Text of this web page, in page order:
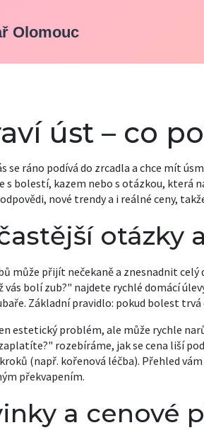
úst – co
se ráno podívá do zrcadla a chce mít
s bolestí, kazem nebo s otázkou, která
nové trendy a i reálné ceny,
otázky
může přijít nečekaně a znesnadnit celý
vás bolí zub?" najdete rychlé domácí
Základní pravidlo: pokud bolest
estetický problém, ale může rychle
rozebíráme, jak se cena liší
(např. kořenová léčba). Přehled
překvapením.
a cenové